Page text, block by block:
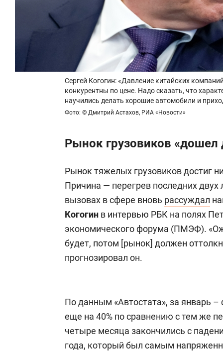
Сергей Когогин: «Давление китайских
конкурентны по цене. Надо сказать, что
научились делать хорошие автомобили и
Фото: © Дмитрий Астахов, РИА «Новости»
Рынок грузовиков «дошел
Рынок тяжелых грузовиков достиг
Причина — перегрев последних
вызовах в сфере вновь рассуждал
Когогин в интервью РБК на полях
экономического форума (ПМЭФ).
будет, потом [рынок] должен
прогнозировал он.
По данным «Автостата», за январь
еще на 40% по сравнению с тем же
четыре месяца закончились с
года, который был самым